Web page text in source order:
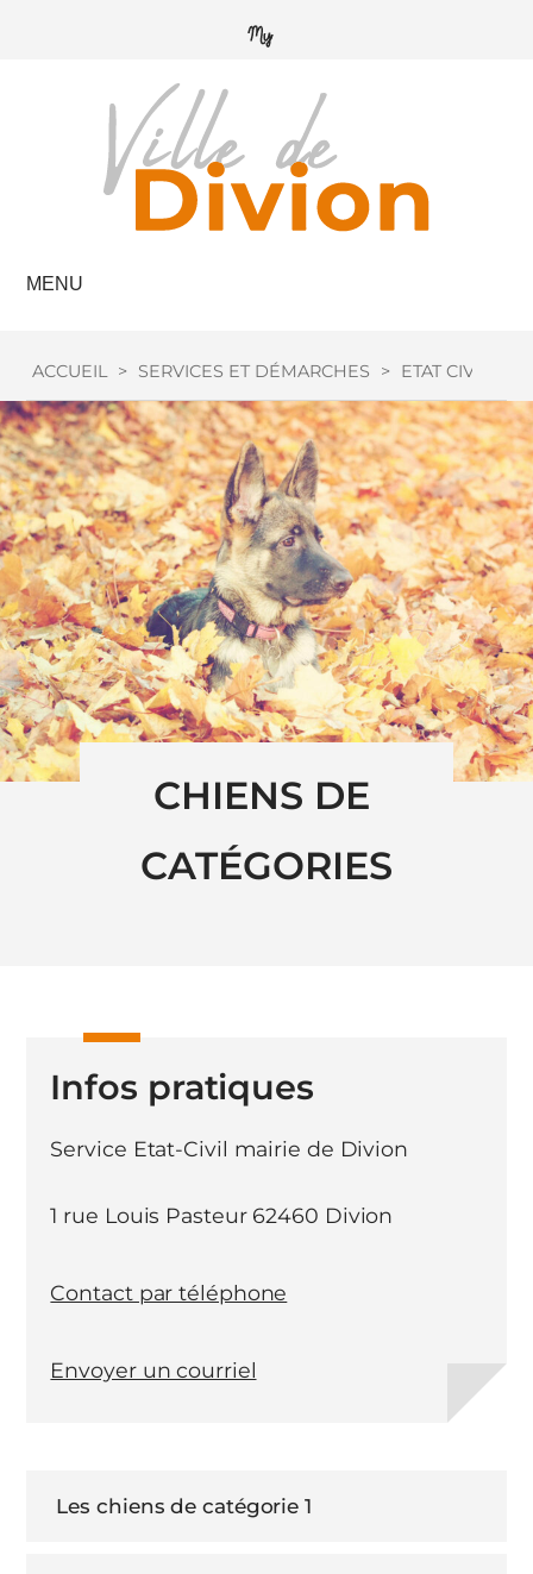
MENU
ACCUEIL > SERVICES ET DÉMARCHES > ETAT CIVIL
CHIENS DE
CATÉGORIES
Infos pratiques
Service Etat-Civil mairie de Divion
1 rue Louis Pasteur 62460 Divion
Contact par téléphone
Envoyer un courriel
Les chiens de catégorie 1